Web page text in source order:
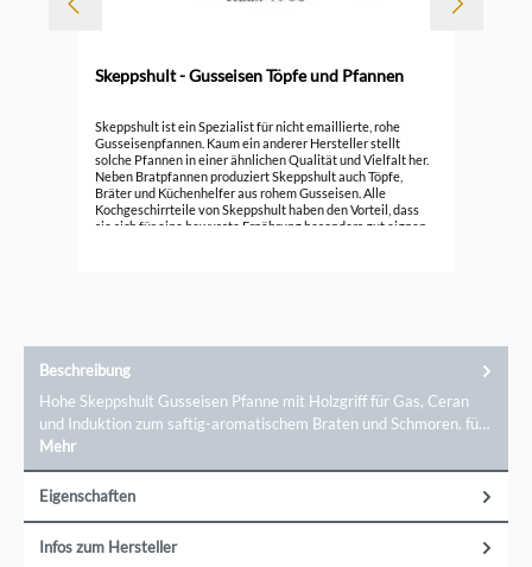
Skeppshult - Gusseisen Töpfe und Pfannen
Skeppshult ist ein Spezialist für nicht emaillierte, rohe
Gusseisenpfannen. Kaum ein anderer Hersteller stellt
solche Pfannen in einer ähnlichen Qualität und Vielfalt her.
Neben Bratpfannen produziert Skeppshult auch Töpfe,
Bräter und Küchenhelfer aus rohem Gusseisen. Alle
Kochgeschirrteile von Skeppshult haben den Vorteil, dass
sie sich für eine bewusste Ernährung besonders gut eignen
Beschreibung
Hohe Skeppshult Gusseisen Pfanne mit Holzgriff für Gas, Ceran
und Induktion zum saftig-aromatischem Braten und Schmoren. fü…
Mehr
Eigenschaften
Infos zum Hersteller